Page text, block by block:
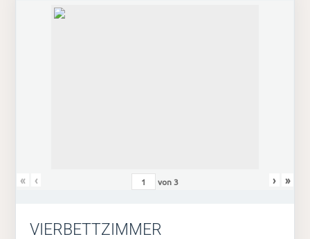
« ‹ von3 › »
VIERBETTZIMMER